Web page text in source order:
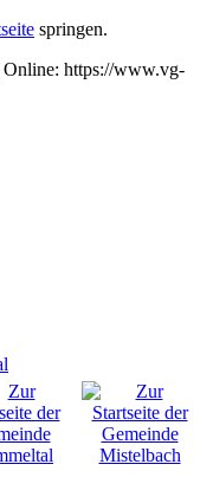
springen.
Online: https://www.vg-